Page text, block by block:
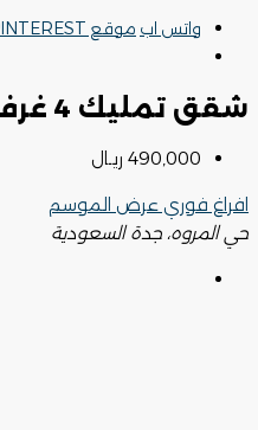
واتس اب موقع PINTEREST
شقق تمليك 4 غرف مشروع 105 حي المروة
490,000 ريـال
افراغ فوري عرض الموسم
حي المروه، جدة السعودية